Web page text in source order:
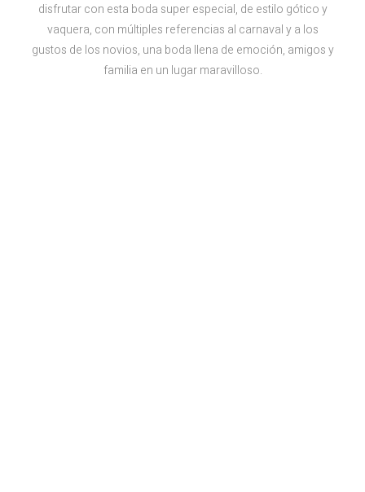
disfrutar con esta boda super especial, de estilo gótico y
vaquera, con múltiples referencias al carnaval y a los
gustos de los novios, una boda llena de emoción, amigos y
familia en un lugar maravilloso.